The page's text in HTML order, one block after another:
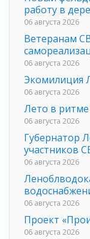
работу в
06 августа 2026
Ветеранам
06 августа 2026
Экомилиция
06 августа 2026
Лето в
06 августа 2026
Губернатор
участников
06 августа 2026
06 августа 2026
Проект
06 августа 2026